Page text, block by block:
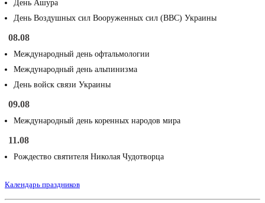
День Ашура
День Воздушных сил Вооруженных сил (ВВС) Украины
08.08
Международный день офтальмологии
Международный день альпинизма
День войск связи Украины
09.08
Международный день коренных народов мира
11.08
Рождество святителя Николая Чудотворца
Календарь праздников